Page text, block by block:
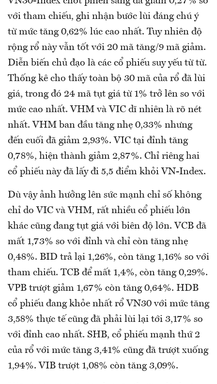
với tham chiếu, ghi nhận bước lùi đáng chú ý
từ mức tăng 0,62% lúc cao nhất. Tuy nhiên độ
rộng rổ này vẫn tốt với 20 mã tăng/9 mã giảm.
Diễn biến chủ đạo là các cổ phiếu suy yếu từ từ.
Thống kê cho thấy toàn bộ 30 mã của rổ đã lùi
giá, trong đó 24 mã tụt giá từ 1% trở lên so với
mức cao nhất. VHM và VIC dĩ nhiên là rõ nét
nhất. VHM ban đầu tăng nhẹ 0,33% nhưng
đến cuối đã giảm 2,93%. VIC tại đỉnh tăng
0,78%, hiện thành giảm 2,87%. Chỉ riêng hai
cổ phiếu này đã lấy đi 5,5 điểm khỏi VN-Index.
Dù vậy ảnh hưởng lên sức mạnh chỉ số không
chỉ do VIC và VHM, rất nhiều cổ phiếu lớn
khác cũng đang tụt giá với biên độ lớn. VCB đã
mất 1,73% so với đỉnh và chỉ còn tăng nhẹ
0,48%. BID trả lại 1,26%, còn tăng 1,16% so với
tham chiếu. TCB để mất 1,4%, còn tăng 0,29%.
VPB trượt giảm 1,67% còn tăng 0,64%. HDB
cổ phiếu đang khỏe nhất rổ VN30 với mức tăng
3,58% thực tế cũng đã phải lùi lại tới 3,17% so
với đỉnh cao nhất. SHB, cổ phiếu mạnh thứ 2
của rổ với mức tăng 3,41% cũng đã trượt xuống
1,94%. VIB trượt 1,08% còn tăng 3,09%.